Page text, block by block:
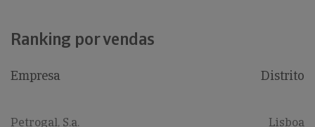
Ranking por vendas
Empresa Distrito
Petrogal, S.a. Lisboa